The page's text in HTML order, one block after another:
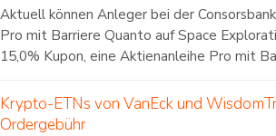
Aktuell können Anleger bei der
Pro mit Barriere Quanto auf Space
15,0% Kupon, eine Aktienanleihe Pro mit
Krypto-ETNs von VanEck und
Ordergebühr